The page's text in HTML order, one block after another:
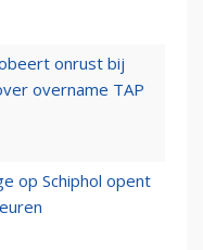
onrust bij
overname TAP
op Schiphol opent